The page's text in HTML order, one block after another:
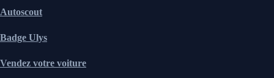
Autoscout
Badge Ulys
Vendez votre voiture